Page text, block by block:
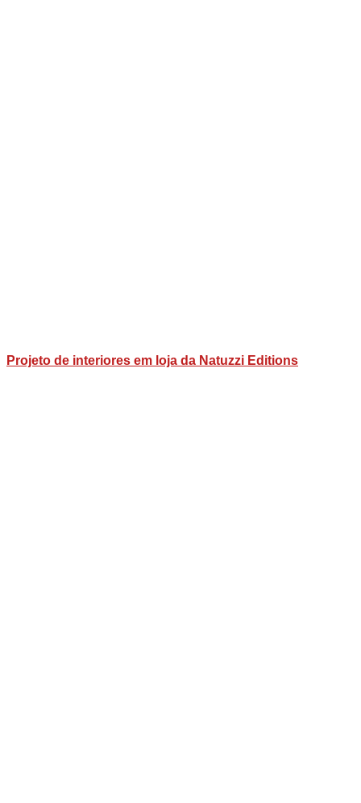
Projeto de interiores em loja da Natuzzi Editions